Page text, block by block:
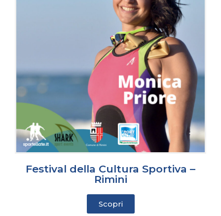
Festival della Cultura Sportiva –
Rimini
Scopri